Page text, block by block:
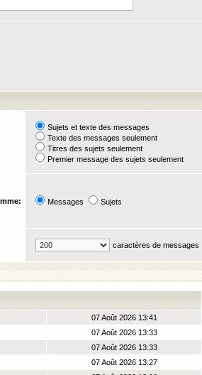
Sujets et texte des messages
Texte des messages seulement
Titres des sujets seulement
Premier message des sujets seulement
Messages Sujets
caractères de messages
07 Août 2026 13:41
07 Août 2026 13:33
07 Août 2026 13:33
07 Août 2026 13:27